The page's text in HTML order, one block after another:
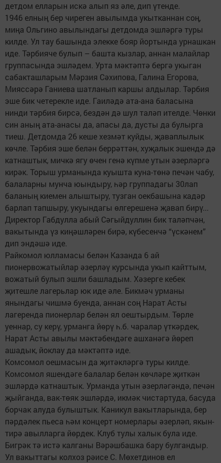
детдом елларын искә алып яз әле, дип үтенде.
1946 елның бер чиреген авылымда укытканнан соң,
миңа Ольгино авылындагы детдомда эшләргә туры
килде. Ул тау башында элекке бояр йортында урнашкан
иде. Тәрбияче булып – башта кызлар, аннан малайлар
группасында эшләдем. Урта мәктәптә бергә укыган
сабакташларым Мәрзия Сәхипова, Галина Егорова,
Мияссәрә Ганиева шатланып каршы алдылар. Тәрбия
эше бик четерекле иде. Гаиләдә ата-ана баласына
нинди тәрбия бирсә, бездән дә шул таләп ителде. Чөнки
син аның ата-анасы да, апасы да, дусты да булырга
тиеш. Детдомда 26 кеше хезмәт куйды, җаваплылык
көчле. Тәрбия эше белән беррәттән, хуҗалык эшендә дә
катнаштык, мичкә ягу өчен генә күпме утын әзерләргә
кирәк. Торыш урманында куышта куна-төнә печән чабу,
балаларны мунча юындыру, һәр группадагы 30лап
баланың киемен алыштыру, тузган оекбашына кадәр
барлап тапшыру, укуындагы өлгерешенә җавап бирү...
Директор Габдулла абый Сәгыйдуллин бик таләпчән,
вакытында үз киңәшләрен бирә, күбесенчә “үскәнем”
дип эндәшә иде.
Райкомол юлламасы белән Казанда 6 ай
пионервожатыйлар әзерләү курсында укып кайттым,
вожатый булып эшли башладым. Хәзерге кебек
җитешле лагерьлар юк иде әле. Бикмәч урманы
янындагы чишмә буенда, аннан соң Нарат Асты
лагеренда пионерлар белән ял оештырдым. Төрле
уеннар, су керү, урманга йөрү һ.б. чаралар үткәрдек,
Нарат Асты авылы мәктәбендәге ашханәгә йөреп
ашадык, йоклау да мәктәптә иде.
Комсомол оешмасын да җитәкләргә туры килде.
Комсомол яшендәге балалар белән көчләре җиткән
эшләрдә катнаштык. Урманда утын әзерләгәндә, печән
җыйганда, вак-төяк эшләрдә, икмәк чистартуда, басуда
борчак алуда булыштык. Каникул вакытларында, бер
пәрдәлек пьеса һәм концерт номерлары әзерләп, якын-
тирә авылларга йөрдек. Клуб тулы халык була иде.
Бигрәк тә истә калганы Вәрәшбашка бару булгандыр.
Ул вакыттагы колхоз рәисе С. Мөхетдинов ел